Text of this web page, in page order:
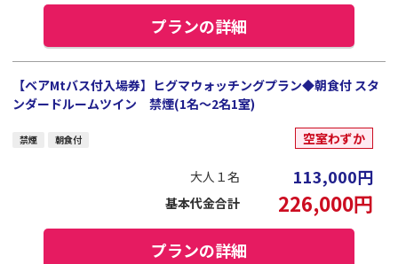
プランの詳細
【ベアMtバス付入場券】ヒグマウォッチングプラン◆朝食付 スタ
ンダードルームツイン 禁煙(1名～2名1室)
禁煙 朝食付 空室わずか
大人１名 113,000円
基本代金合計 226,000円
プランの詳細